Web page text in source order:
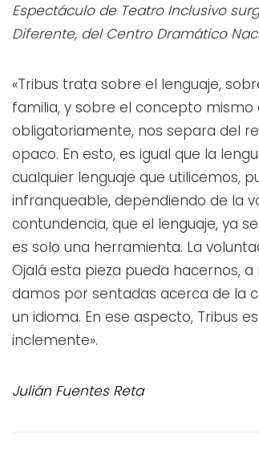
Espectáculo de Teatro Inclusivo
Diferente, del Centro Dramático
«Tribus trata sobre el lenguaje,
familia, y sobre el concepto mismo
obligatoriamente, nos separa del
opaco. En esto, es igual que la
cualquier lenguaje que utilicemos,
infranqueable, dependiendo de la
contundencia, que el lenguaje, ya
es solo una herramienta. La
Ojalá esta pieza pueda hacernos,
damos por sentadas acerca de la
un idioma. En ese aspecto, Tribus
inclemente».
Julián Fuentes Reta